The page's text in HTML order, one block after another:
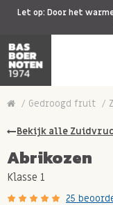
Let op: Door het
Gedroogd fruit
Bekijk alle
Abrikozen
Klasse 1
25